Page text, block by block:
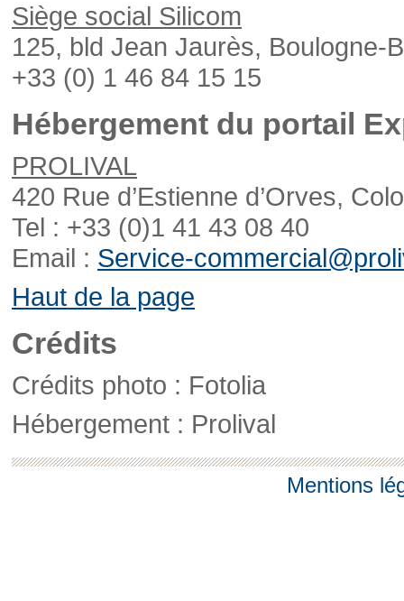
Siège social Silicom
125, bld Jean Jaurès, Boulogne-
+33 (0) 1 46 84 15 15
Hébergement du portail
PROLIVAL
420 Rue d’Estienne d’Orves,
Tel : +33 (0)1 41 43 08 40
Email : Service-
Haut de la page
Crédits
Crédits photo : Fotolia
Hébergement : Prolival
Mentions